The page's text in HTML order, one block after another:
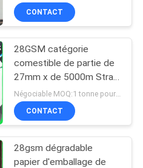
300gsm C1S
CONTACT
28GSM catégorie
comestible de partie de
27mm x de 5000m Straw
Wrapping Paper Roll For
CONTACT
28gsm dégradable
papier d'emballage de